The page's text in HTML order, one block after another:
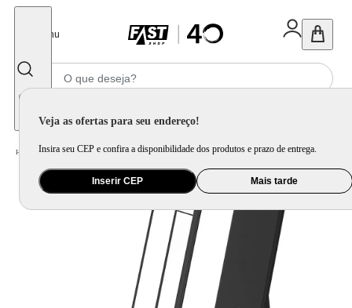
Menu
Veja as ofertas para seu endereço!
Insira seu CEP e confira a disponibilidade dos produtos e prazo de entrega.
Inserir CEP Mais tarde
Home Saúde e Beleza / Maquiagem / Acessórios para Máquiagem